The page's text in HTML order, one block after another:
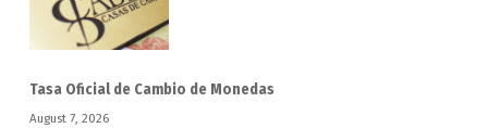
Tasa Oficial de Cambio de Monedas
August 7, 2026